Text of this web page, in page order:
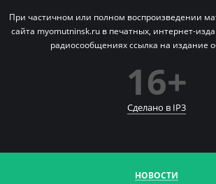
При частичном или полном воспроизведении
сайта myomutninsk.ru в печатных, интернет-
радиосообщениях ссылка на издание
16+
Сделано в IP3
НОВОСТИ